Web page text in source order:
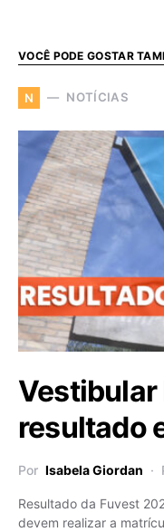
VOCÊ PODE GOSTAR
N NOTÍCIAS
Vestibular
resultado
Por Isabela Giordan
Resultado da Fuvest
devem realizar a